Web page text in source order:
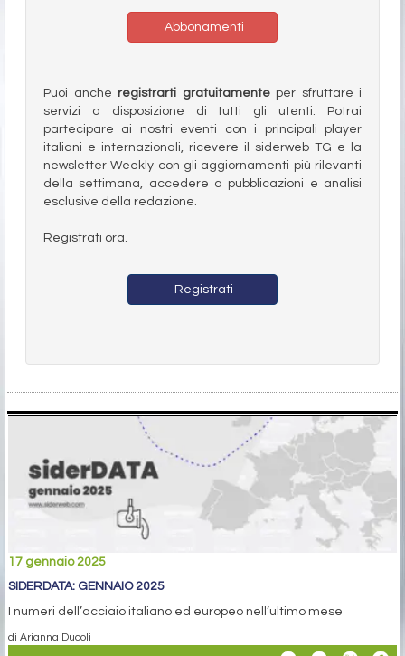
Abbonamenti
Puoi anche registrarti gratuitamenteper sfruttare i
servizi a disposizione di tutti gli utenti. Potrai
partecipare ai nostri eventi con i principali player
italiani e internazionali, ricevere il siderweb TG e la
newsletter Weekly con gli aggiornamenti più rilevanti
della settimana, accedere a pubblicazioni e analisi
esclusive della redazione.
Registrati ora.
Registrati
17 gennaio 2025
SIDERDATA: GENNAIO 2025
I numeri dell’acciaio italiano ed europeo nell’ultimo mese
di Arianna Ducoli